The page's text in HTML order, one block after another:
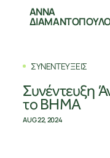
ΑΝΝΑ
ΣΥΝΕΝΤΕΥΞΕΙΣ
Συνέντευξη
το ΒΗΜΑ
AUG 22, 2024